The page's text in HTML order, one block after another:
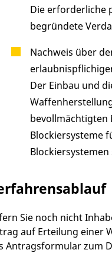
Die erforderliche
begründete
Nachweis über
DerEinbau und
Blockiersysteme
Sie noch nicht
auf Erteilung einer
Antragsformular zum